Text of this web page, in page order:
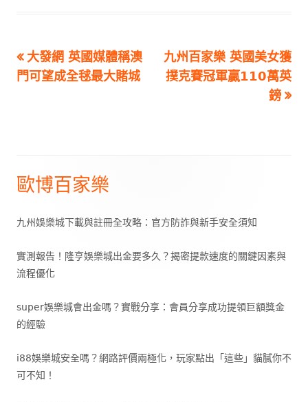
文Previous
article:
大發網 英國媒體稱澳
門可望成全毬最大賭城
Next
article:
九州百家樂 英國美女獲
撲克賽冠軍贏110萬英
鎊
Main
Sidebar
歐博百家樂
九州娛樂城下載與註冊全攻略：官方防詐與新手安全須知
實測報告！隆亨娛樂城出金要多久？揭密提款速度的關鍵因素與
流程優化
super娛樂城會出金嗎？實戰分享：會員分享成功提領巨額獎金
的經驗
i88娛樂城安全嗎？網路評價兩極化，玩家點出「這些」貓膩你不
可不知！